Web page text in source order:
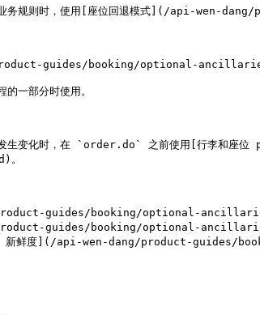
要业务规则时，使用[座位回退模式](/api-
guides/booking/optional-ancillaries/
一部分时使用。
合发生变化时，在 `order.do` 之前使用[行
。
guides/booking/optional-
guides/booking/optional-
新鲜度](/api-wen-dang/product-